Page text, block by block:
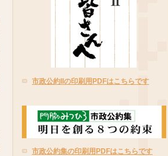
市政公約IIの印刷用PDFはこちらです
市政公約集の印刷用PDFはこちらです